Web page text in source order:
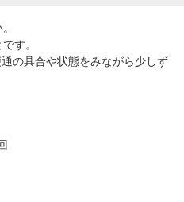
す。
の具合や状態をみながら少しず